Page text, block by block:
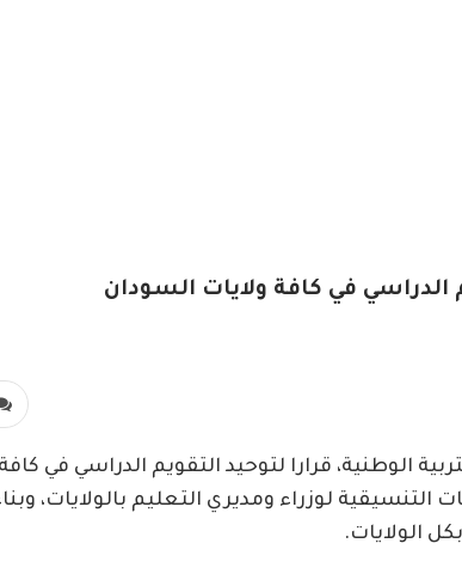
الدراسي في كافة ولايات السودان
الوطنية، قرارا لتوحيد التقويم الدراسي في كافة
التنسيقية لوزراء ومديري التعليم بالولايات،
الولايات.